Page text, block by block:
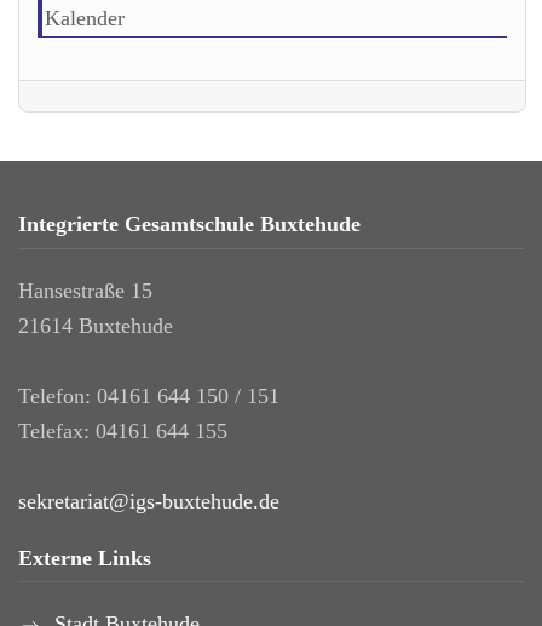
Kalender
Integrierte Gesamtschule Buxtehude
Hansestraße 15
21614 Buxtehude
Telefon: 04161 644 150 / 151
Telefax: 04161 644 155
sekretariat@igs-buxtehude.de
Externe Links